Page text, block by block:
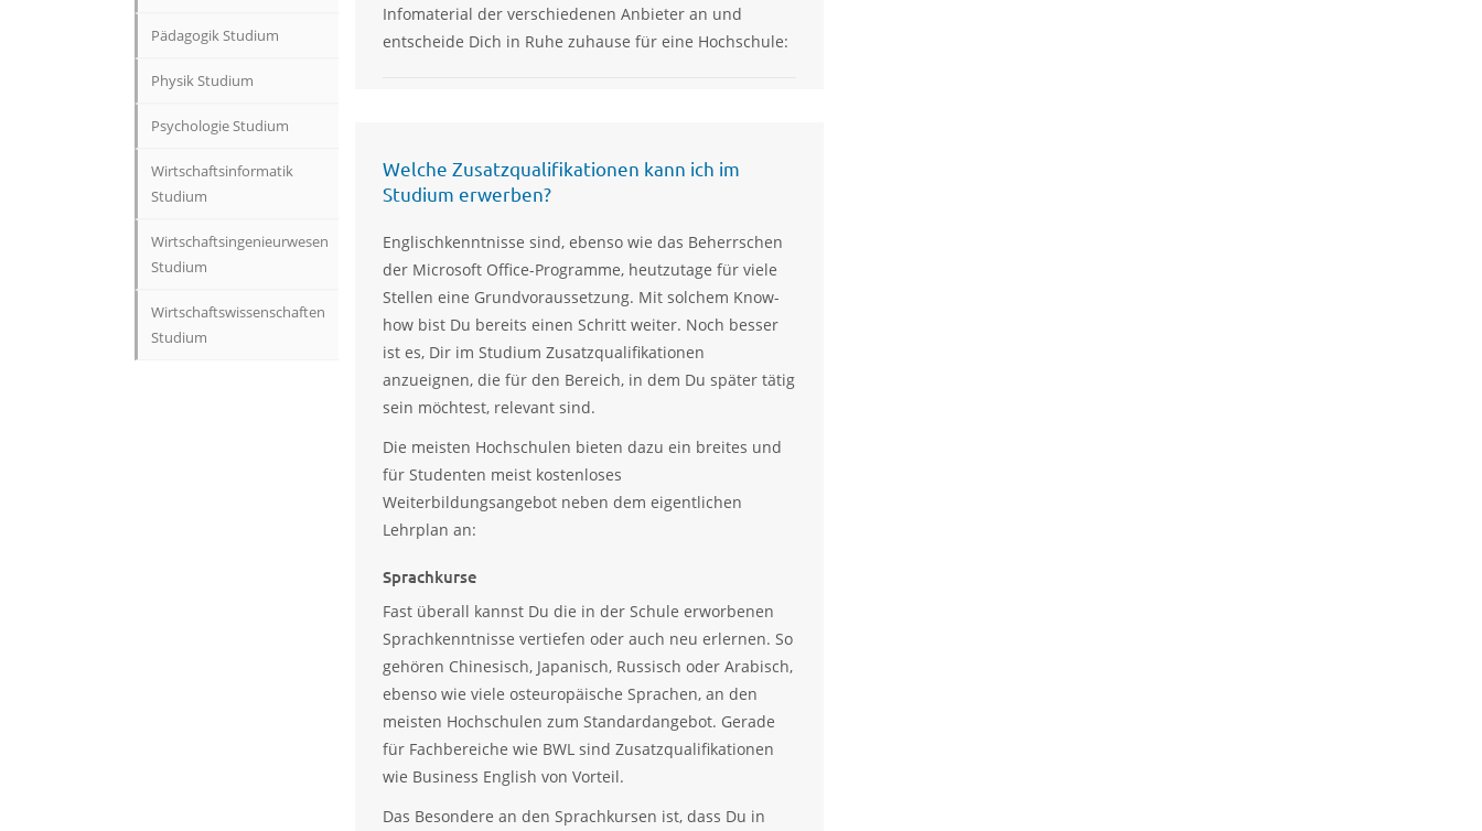
Infomaterial der verschiedenen Anbieter an und
entscheide Dich in Ruhe zuhause für eine Hochschule:
Welche Zusatzqualifikationen kann ich im
Studium erwerben?
Englischkenntnisse sind, ebenso wie das Beherrschen
der Microsoft Office-Programme, heutzutage für viele
Stellen eine Grundvoraussetzung. Mit solchem Know-
how bist Du bereits einen Schritt weiter. Noch besser
ist es, Dir im Studium Zusatzqualifikationen
anzueignen, die für den Bereich, in dem Du später tätig
sein möchtest, relevant sind.
Die meisten Hochschulen bieten dazu ein breites und
für Studenten meist kostenloses
Weiterbildungsangebot neben dem eigentlichen
Lehrplan an:
Sprachkurse
Fast überall kannst Du die in der Schule erworbenen
Sprachkenntnisse vertiefen oder auch neu erlernen. So
gehören Chinesisch, Japanisch, Russisch oder Arabisch,
ebenso wie viele osteuropäische Sprachen, an den
meisten Hochschulen zum Standardangebot. Gerade
für Fachbereiche wie BWL sind Zusatzqualifikationen
wie Business English von Vorteil.
Das Besondere an den Sprachkursen ist, dass Du in
Pädagogik Studium
Physik Studium
Psychologie Studium
Wirtschaftsinformatik
Studium
Wirtschaftsingenieurwesen
Studium
Wirtschaftswissenschaften
Studium